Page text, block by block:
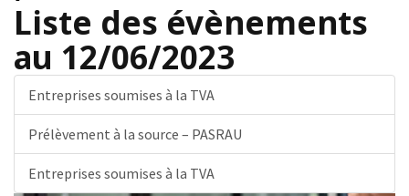
Liste des évènements
au 12/06/2023
Entreprises soumises à la TVA
Prélèvement à la source – PASRAU
Entreprises soumises à la TVA